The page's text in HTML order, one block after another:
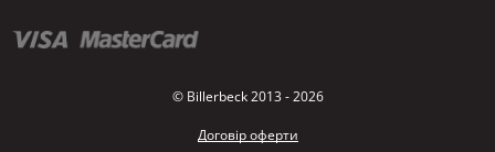
© Billerbeck 2013 - 2026
Договір оферти